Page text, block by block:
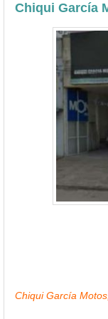
Chiqui García
Chiqui García